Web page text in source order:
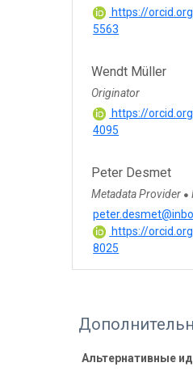
https://
5563
Wendt Müller
Originator
https://
4095
Peter Desmet
Metadata Provider ●
https://
8025
Альтернативные